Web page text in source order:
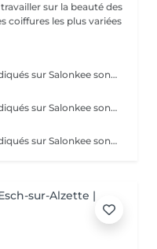
sur la beauté des
coiffures les plus variées
Veuillez prendre note que les prix indiqués sur Salonkee sont communiqués à titre informatif et s'entendent de base. Ces derniers sont susceptibles de varier selon le diagnostic réalisé à votre arrivée au salon et l'expertise du professionnel à qui vous confiez votre beauté. Dans tous les cas, un devis précis vous sera proposé et toutes réalisations de prestations seront effectuées avec votre accord. Un grand merci d'avance pour votre compréhension. Au plaisir de vous recevoir très vite.
Veuillez prendre note que les prix indiqués sur Salonkee sont communiqués à titre informatif et s'entendent de base. Ces derniers sont susceptibles de varier selon le diagnostic réalisé à votre arrivée au salon et l'expertise du professionnel à qui vous confiez votre beauté. Dans tous les cas, un devis précis vous sera proposé et toutes réalisations de prestations seront effectuées avec votre accord. Un grand merci d'avance pour votre compréhension. Au plaisir de vous recevoir très vite.
Veuillez prendre note que les prix indiqués sur Salonkee sont communiqués à titre informatif et s'entendent de base. Ces derniers sont susceptibles de varier selon le diagnostic réalisé à votre arrivée au salon et l'expertise du professionnel à qui vous confiez votre beauté. Dans tous les cas, un devis précis vous sera proposé et toutes réalisations de prestations seront effectuées avec votre accord. Un grand merci d'avance pour votre compréhension. Au plaisir de vous recevoir très vite.